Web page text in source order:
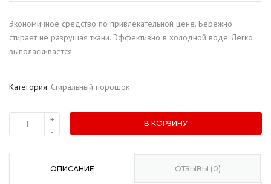
Экономичное средство по привлекательной цене. Бережно
стирает не разрушая ткани. Эффективно в холодной воде. Легко
выполаскивается.
Категория: Стиральный порошок
Количество
Стиральный
+
-
В КОРЗИНУ
ОПИСАНИЕ ОТЗЫВЫ (0)